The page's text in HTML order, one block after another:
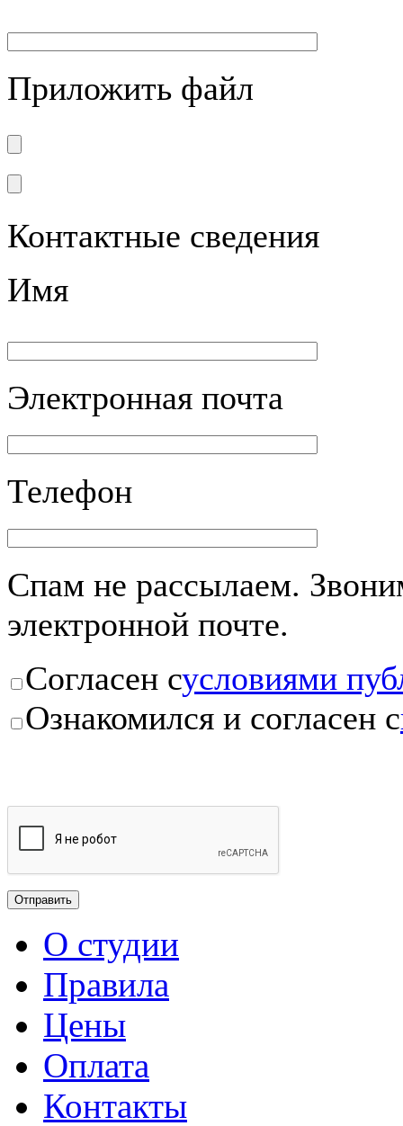
Приложить файл
Контактные сведения
Имя
Электронная почта
Телефон
Спам не рассылаем.
электронной почте.
Согласен сусловиями
Ознакомился и согласен с
О студии
Правила
Цены
Оплата
Контакты